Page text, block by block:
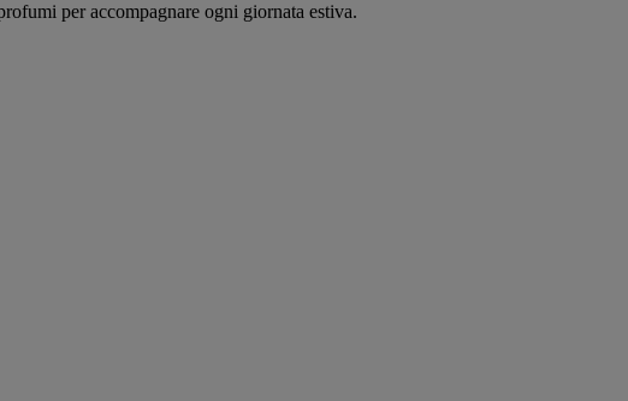
per accompagnare ogni giornata estiva.